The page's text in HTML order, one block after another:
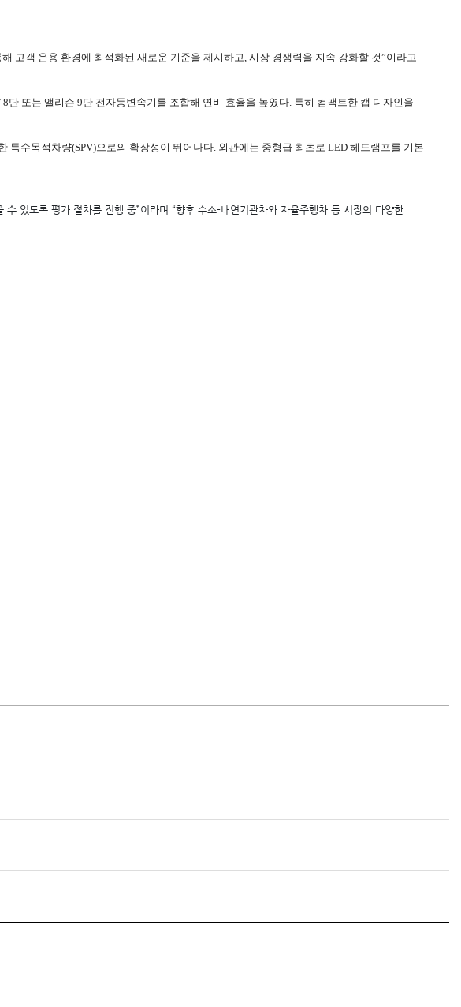
고객 운용 환경에 최적화된 새로운 기준을 제시하고, 시장 경쟁력을 지속 강화할 것”이라고
또는 앨리슨 9단 전자동변속기를 조합해 연비 효율을 높였다. 특히 컴팩트한 캡 디자인을
수목적차량(SPV)으로의 확장성이 뛰어나다. 외관에는 중형급 최초로 LED 헤드램프를 기본
있도록 평가 절차를 진행 중”이라며 “향후 수소-내연기관차와 자율주행차 등 시장의 다양한